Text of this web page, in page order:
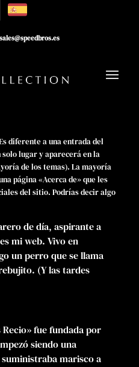
sales@speedbros.es
diferente a una entrada del
lugar y aparecerá en la
de los temas). La mayoría
página «Acerca de» que les
del sitio. Podrías decir algo
de día, aspirante a
mi web. Vivo en
un perro que se llama
(Y las tardes
fue fundada por
siendo una
marisco a